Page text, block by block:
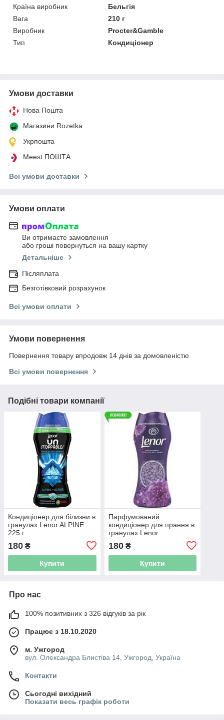
Країна виробник
Бельгія
Вага
210 г
Виробник
Procter&Gamble
Тип
Кондиціонер
Умови доставки
Нова Пошта
Магазини Rozetka
Укрпошта
Meest ПОШТА
Всі умови доставки
Умови оплати
Ви отримаєте замовлення
або гроші повернуться на вашу картку
Детальніше
Післяплата
Безготівковий розрахунок
Всі умови оплати
Умови повернення
Повернення товару впродовж 14 днів за домовленістю
Всі умови повернення
Подібні товари компанії
Кондиціонер для білизни в
гранулах Lenor ALPINE
225 г
180 ₴
Купити
Парфумований
кондиціонер для прання в
гранулах Lenor
Аметист&Квітковий букет
195г
180₴
Купити
Про нас
100% позитивних з 326 відгуків за рік
Працює з 18.10.2020
м. Ужгород
вул. Олександра Блистіва 14, Ужгород, Україна
Контакти
Сьогодні вихідний
Показати весь графік роботи